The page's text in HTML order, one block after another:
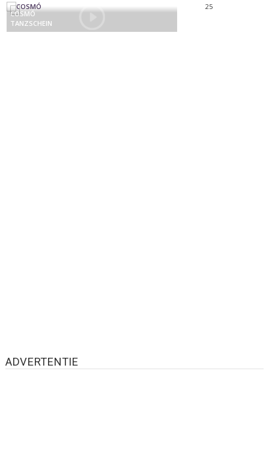
Roemenië
COSMÓ
TANZSCHEIN
25
ADVERTENTIE